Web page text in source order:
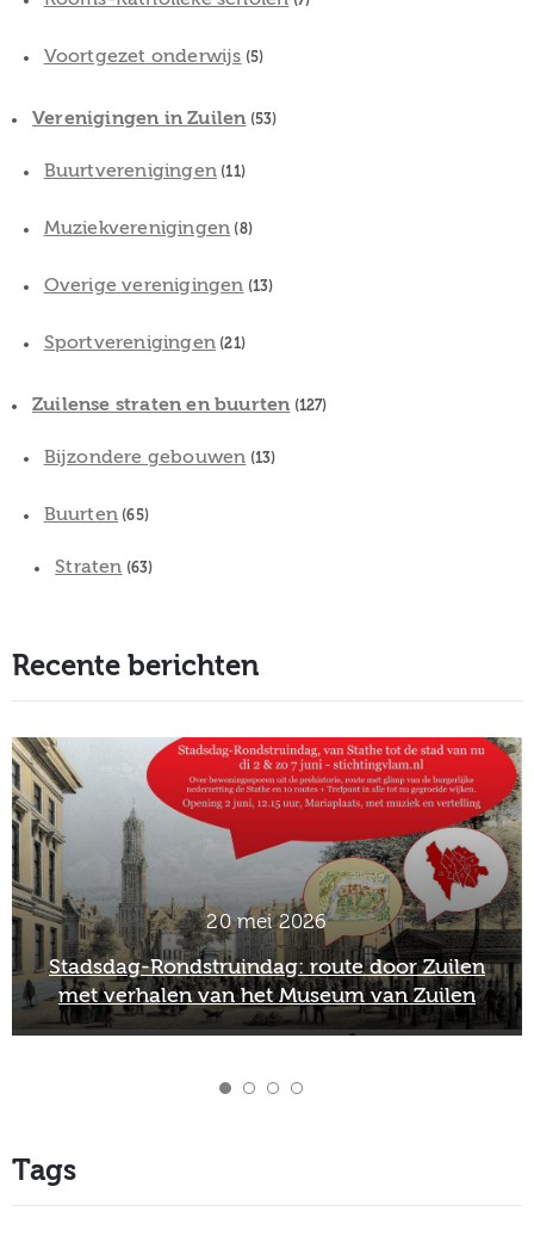
Voortgezet onderwijs (5)
Verenigingen in Zuilen (53)
Buurtverenigingen (11)
Muziekverenigingen (8)
Overige verenigingen (13)
Sportverenigingen (21)
Zuilense straten en buurten (127)
Bijzondere gebouwen (13)
Buurten (65)
Straten (63)
Recente berichten
20 mei 2026
Stadsdag-Rondstruindag: route door Zuilen
met verhalen van het Museum van Zuilen
Tags